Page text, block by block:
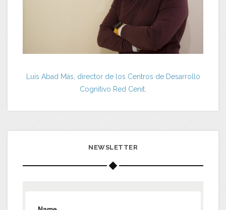
Luis Abad Más, director de los Centros de Desarrollo
Cognitivo Red Cenit.
NEWSLETTER